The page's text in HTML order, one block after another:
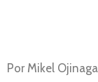
Por Mikel